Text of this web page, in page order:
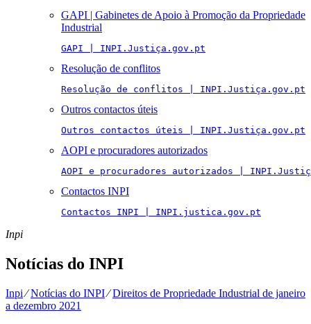
GAPI | Gabinetes de Apoio à Promoção da Propriedade
Industrial
GAPI | INPI.Justiça.gov.pt
Resolução de conflitos
Resolução de conflitos | INPI.Justiça.gov.pt
Outros contactos úteis
Outros contactos úteis | INPI.Justiça.gov.pt
AOPI e procuradores autorizados
AOPI e procuradores autorizados |
Contactos INPI
Contactos INPI | INPI.justica.gov.pt
Inpi
Notícias do INPI
Inpi⁄Notícias do INPI⁄Direitos de Propriedade Industrial de janeiro
a dezembro 2021